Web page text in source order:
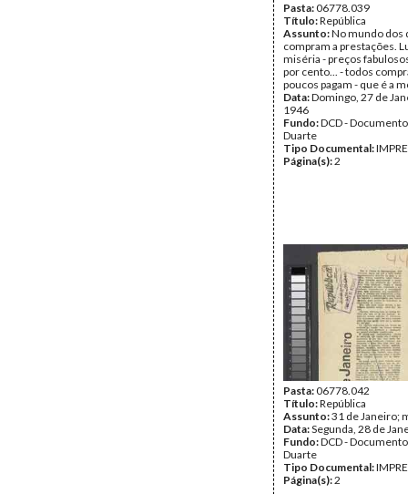
Pasta:06778.039
Título:República
Assunto:No mundo dos
compram a prestações.
miséria - preços
por cento... - todos
poucos pagam - que é a
Data:Domingo, 27 de
1946
Fundo:DCD -
Duarte
Tipo Documental:
Página(s):2
Pasta:06778.042
Título:República
Assunto:31 de Janeiro;
Data:Segunda, 28 de
Fundo:DCD -
Duarte
Tipo Documental:
Página(s):2